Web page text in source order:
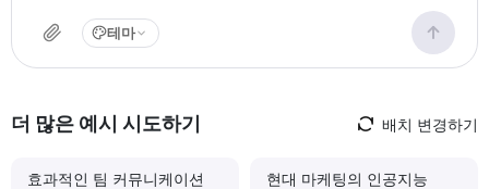
테마
더 많은 예시 시도하기 배치 변경하기
효과적인 팀 커뮤니케이션 현대 마케팅의 인공지능